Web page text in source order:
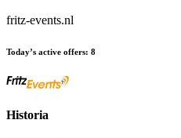
fritz-events.nl
Today’s active offers: 8
Historia